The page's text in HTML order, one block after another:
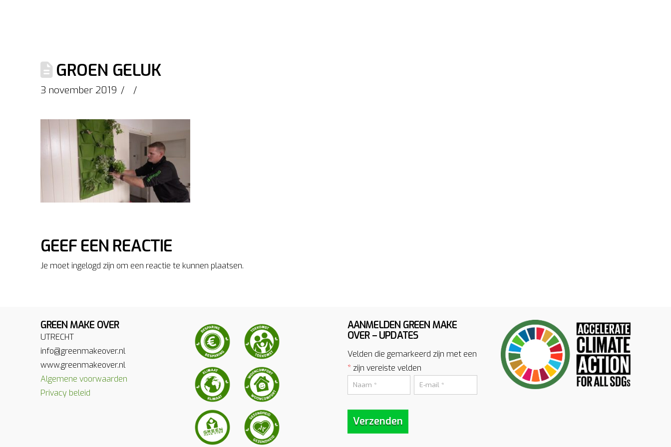
GROEN GELUK
3 november 2019
GEEF EEN REACTIE
Je moet ingelogd zijn om een reactie te kunnen plaatsen.
GREEN MAKE OVER
UTRECHT
info@greenmakeover.nl
www.greenmakeover.nl
Algemene voorwaarden
Privacy beleid
AANMELDEN GREEN MAKE
OVER – UPDATES
Velden die gemarkeerd zijn met een
*zijn vereiste velden